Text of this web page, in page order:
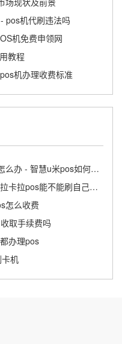
pos机代刷违法吗
机免费申领网
教程
机办理收费标准
智慧u米POS机刷卡成功没到账怎么办 - 智慧u米pos如何提现
拉卡拉POS机可以借给别人吗 - 拉卡拉pos能不能刷自己的信用卡
怎么收费
取手续费吗
办理pos
机